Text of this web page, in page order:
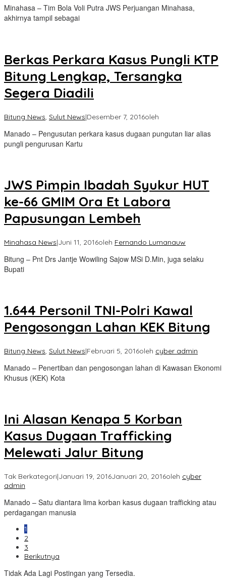
Minahasa – Tim Bola Voli Putra JWS Perjuangan Minahasa,
akhirnya tampil sebagai
Berkas Perkara Kasus Pungli KTP
Bitung Lengkap, Tersangka
Segera Diadili
Bitung News Sulut News|Desember 7, 2016oleh
Manado – Pengusutan perkara kasus dugaan pungutan liar alias
pungli pengurusan Kartu
JWS Pimpin Ibadah Syukur HUT
ke-66 GMIM Ora Et Labora
Papusungan Lembeh
Minahasa News|Juni 11, 2016oleh Fernando Lumanauw
Bitung – Pnt Drs Jantje Wowiling Sajow MSi D.Min, juga selaku
Bupati
1.644 Personil TNI-Polri Kawal
Pengosongan Lahan KEK Bitung
Bitung News, Sulut News|Februari 5, 2016oleh cyber admin
Manado – Penertiban dan pengosongan lahan di Kawasan Ekonomi
Khusus (KEK) Kota
Ini Alasan Kenapa 5 Korban
Kasus Dugaan Trafficking
Melewati Jalur Bitung
Tak Berkategori|Januari 19, 2016Januari 20, 2016oleh cyber
admin
Manado – Satu diantara lima korban kasus dugaan trafficking atau
perdagangan manusia
1
2
3
Berikutnya
Tidak Ada Lagi Postingan yang Tersedia.